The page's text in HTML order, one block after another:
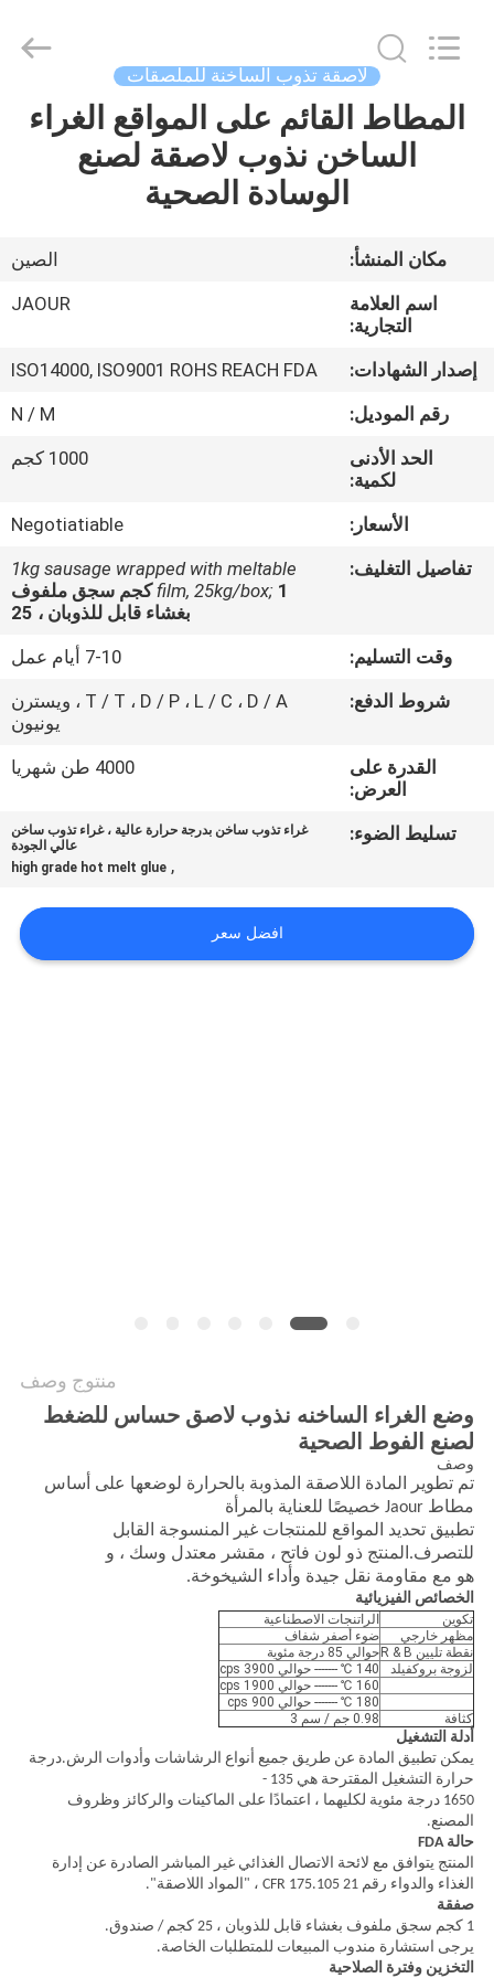
بيت
معلومات
جولة
المصنع
مراقبة
الجودة
اتصل
أخبار
القضايا
اطلب
أسعار
Adhesive
Products
لاصقة تذوب الساخنة للملصقات
المطاط القائم على المواقع الغراء
الساخن نذوب لاصقة لصنع
الوسادة الصحية
مكان المنشأ:
الصين
اسم العلامة
التجارية:
JAOUR
إصدار الشهادات:
ISO14000, ISO9001 ROHS REACH FDA
رقم الموديل:
N / M
الحد الأدنى
لكمية:
1000 كجم
الأسعار:
Negotiatiable
تفاصيل التغليف:
1kg sausage wrapped with meltable
film, 25kg/box;1 كجم سجق ملفوف
بغشاء قابل للذوبان ، 25
وقت التسليم:
7-10 أيام عمل
شروط الدفع:
T / T ، D / P ، L / C ، D / A ، ويسترن
يونيون
القدرة على
العرض:
4000 طن شهريا
تسليط الضوء:
غراء تذوب ساخن بدرجة حرارة عالية ، غراء تذوب ساخن
عالي الجودة
,
high grade hot melt glue
افضل سعر
منتوج وصف
وضع الغراء الساخنه نذوب لاصق حساس للضغط
لصنع الفوط الصحية
وصف
تم تطوير المادة اللاصقة المذوبة بالحرارة لوضعها على أساس
مطاط Jaour خصيصًا للعناية بالمرأة
تطبيق تحديد المواقع للمنتجات غير المنسوجة القابل
للتصرف.المنتج ذو لون فاتح ، مقشر معتدل وسك ، و
هو مع مقاومة نقل جيدة وأداء الشيخوخة.
الخصائص الفيزيائية
تكوين
الراتنجات الاصطناعية
مظهر خارجي
ضوء أصفر شفاف
نقطة تليين R & B
حوالي 85 درجة مئوية
لزوجة بروكفيلد
140 ℃ ------- حوالي 3900 cps
160 ℃ ------- حوالي 1900 cps
180 ℃ ------- حوالي 900 cps
كثافة
0.98 جم / سم 3
أدلة التشغيل
يمكن تطبيق المادة عن طريق جميع أنواع الرشاشات وأدوات الرش.درجة
حرارة التشغيل المقترحة هي 135 -
1650 درجة مئوية لكليهما ، اعتمادًا على الماكينات والركائز وظروف
المصنع.
حالة FDA
المنتج يتوافق مع لائحة الاتصال الغذائي غير المباشر الصادرة عن إدارة
الغذاء والدواء رقم 21 CFR 175.105 ، "المواد اللاصقة".
صفقة
1 كجم سجق ملفوف بغشاء قابل للذوبان ، 25 كجم / صندوق.
يرجى استشارة مندوب المبيعات للمتطلبات الخاصة.
التخزين وفترة الصلاحية